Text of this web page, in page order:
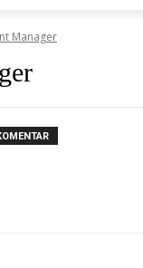
Manager